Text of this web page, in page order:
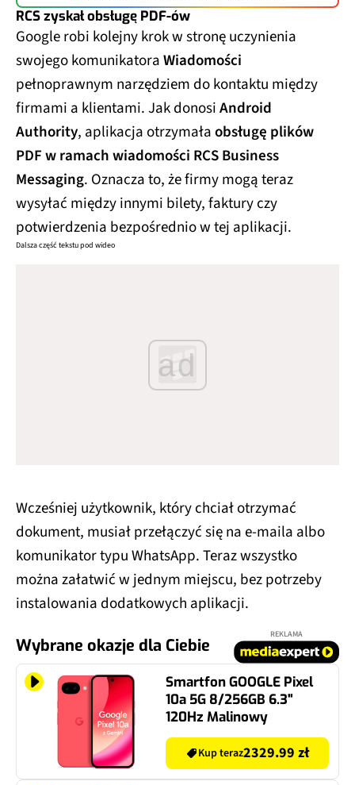
RCS zyskał obsługę PDF-ów
Google robi kolejny krok w stronę uczynienia
swojego komunikatoraWiadomości
pełnoprawnym narzędziem do kontaktu między
firmami a klientami. Jak donosiAndroid
Authority, aplikacja otrzymałaobsługę plików
PDF w ramach wiadomości RCS Business
Messaging. Oznacza to, że firmy mogą teraz
wysyłać między innymi bilety, faktury czy
potwierdzenia bezpośrednio w tej aplikacji.
Dalsza część tekstu pod wideo
ad
Wcześniej użytkownik, który chciał otrzymać
dokument, musiał przełączyć się na e-maila albo
komunikator typu WhatsApp. Teraz wszystko
można załatwić w jednym miejscu, bez potrzeby
instalowania dodatkowych aplikacji.
Wybrane okazje dla Ciebie
REKLAMA
Smartfon GOOGLE Pixel
10a 5G 8/256GB 6.3"
120Hz Malinowy
Kup teraz2329.99 zł